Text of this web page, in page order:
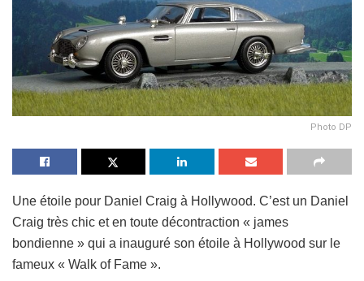
Photo DP
Une étoile pour Daniel Craig à Hollywood. C’est un Daniel
Craig très chic et en toute décontraction « james
bondienne » qui a inauguré son étoile à Hollywood sur le
fameux « Walk of Fame ».